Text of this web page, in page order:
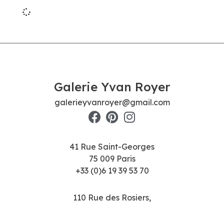
Galerie Yvan Royer
galerieyvanroyer@gmail.com
41 Rue Saint-Georges
75 009 Paris
+33 (0)6 19 39 53 70
110 Rue des Rosiers,